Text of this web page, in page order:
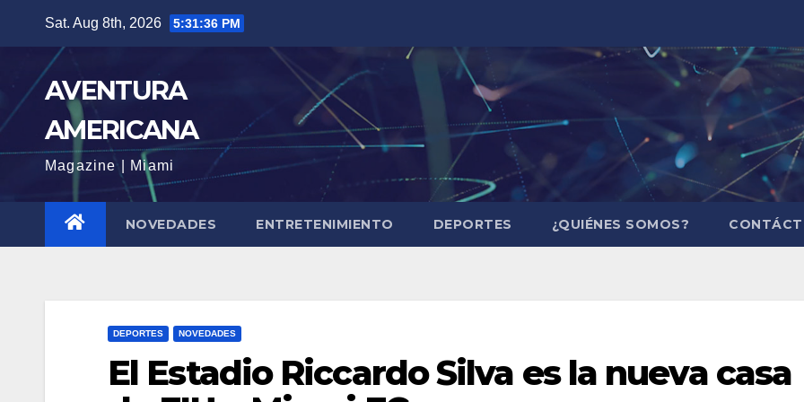
content
Sat. Aug 8th, 2026 5:31:38 PM
AVENTURA
AMERICANA
Magazine | Miami
NOVEDADES ENTRETENIMIENTO DEPORTES ¿QUIÉNES SOMOS?
DEPORTES NOVEDADES
El Estadio Riccardo Silva es la nueva casa